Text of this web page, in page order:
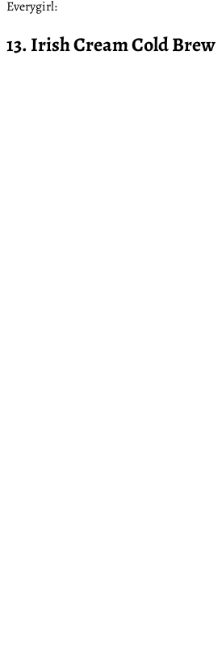
Everygirl:
13. Irish Cream Cold Brew